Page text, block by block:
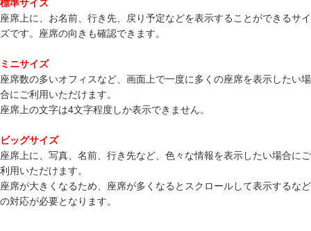
標準サイズ
座席上に、お名前、行き先、戻り予定などを表示することができるサイ
ズです。座席の向きも確認できます。
ミニサイズ
座席数の多いオフィスなど、画面上で一度に多くの座席を表示したい場
合にご利用いただけます。
座席上の文字は4文字程度しか表示できません。
ビッグサイズ
座席上に、写真、名前、行き先など、色々な情報を表示したい場合にご
利用いただけます。
座席が大きくなるため、座席が多くなるとスクロールして表示するなど
の対応が必要となります。